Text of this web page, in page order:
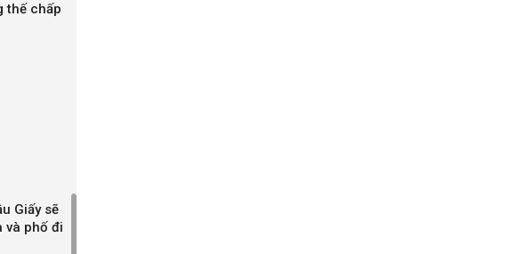
thế chấp
Giấy sẽ
và phố đi